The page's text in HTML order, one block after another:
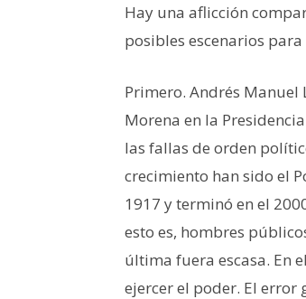
Hay una aflicción
posibles escenarios
Primero. Andrés Manuel
Morena en la
las fallas de orden
crecimiento han sido el
1917 y terminó en el
esto es, hombres
última fuera escasa. En
ejercer el poder. El error